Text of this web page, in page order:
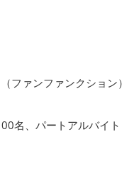
ァンファンクション）
名、パートアルバイト